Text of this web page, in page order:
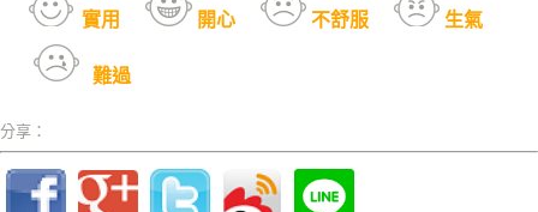
實用 開心 不舒服 生氣
難過
分享：